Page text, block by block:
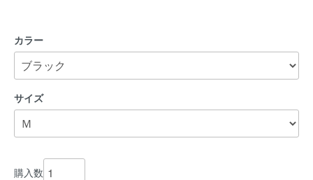
カラー
サイズ
購入数